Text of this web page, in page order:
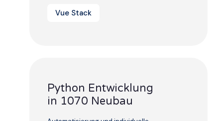
Vue Stack
Python Entwicklung
in 1070 Neubau